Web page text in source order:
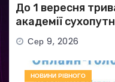
До 1 вересня
академії
Сер 9, 2026
НОВИНИ РІВНОГО